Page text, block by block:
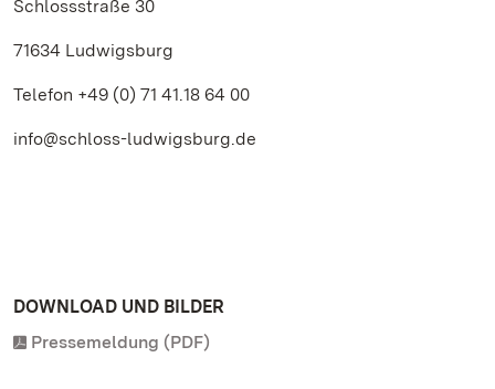
Schlossstraße 30
71634 Ludwigsburg
Telefon +49 (0) 71 41.18 64 00
info@schloss-ludwigsburg.de
DOWNLOAD UND BILDER
Pressemeldung (PDF)